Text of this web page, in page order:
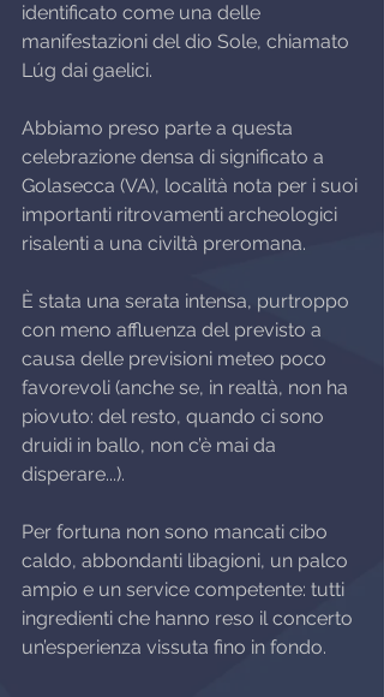
identificato come una delle
manifestazioni del dio Sole, chiamato
Lúg dai gaelici.
Abbiamo preso parte a questa
celebrazione densa di significato a
Golasecca (VA), località nota per i suoi
importanti ritrovamenti archeologici
risalenti a una civiltà preromana.
È stata una serata intensa, purtroppo
con meno affluenza del previsto a
causa delle previsioni meteo poco
favorevoli (anche se, in realtà, non ha
piovuto: del resto, quando ci sono
druidi in ballo, non c’è mai da
disperare...).
Per fortuna non sono mancati cibo
caldo, abbondanti libagioni, un palco
ampio e un service competente: tutti
ingredienti che hanno reso il concerto
un’esperienza vissuta fino in fondo.